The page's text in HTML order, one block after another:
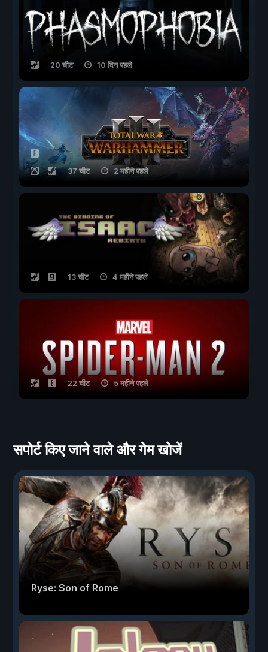
20 चीट 10 दिन पहले
37 चीट 2 महीने पहले
13 चीट 4 महीने पहले
22 चीट 5 महीने पहले
सपोर्ट किए जाने वाले और गेम खोजें
Ryse: Son of Rome